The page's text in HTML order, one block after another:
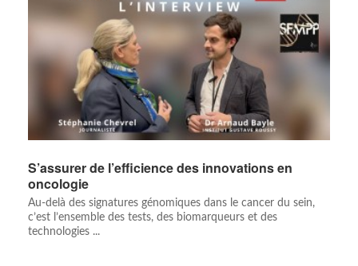
S’assurer de l’efficience des innovations en
oncologie
Au-delà des signatures génomiques dans le cancer du sein,
c’est l’ensemble des tests, des biomarqueurs et des
technologies ...